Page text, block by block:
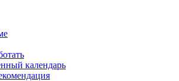
календарь